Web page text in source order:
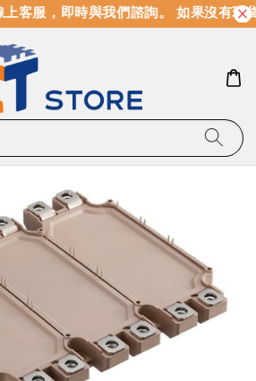
客服，即時與我們諮詢。 如果沒有現